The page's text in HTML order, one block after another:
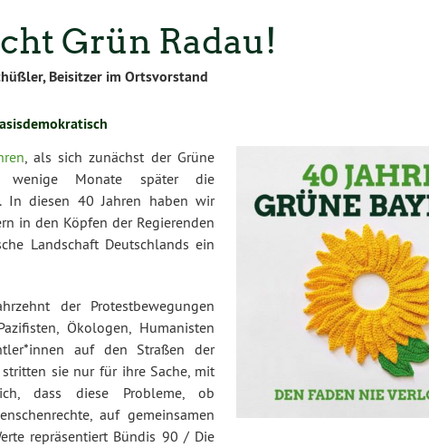
Grün Radau!
Beisitzer im Ortsvorstand
, als sich zunächst der Grüne
wenige Monate später die
In diesen 40 Jahren haben wir
in den Köpfen der Regierenden
Landschaft Deutschlands ein
der Protestbewegungen
Ökologen, Humanisten
auf den Straßen der
sie nur für ihre Sache, mit
dass diese Probleme, ob
auf gemeinsamen
repräsentiert Bündis 90 / Die